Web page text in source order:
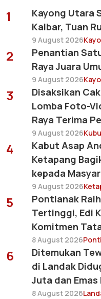
1
Kayong Utara
Kalbar, Tuan
9 August 2026
2
Penantian
Raya Juara
9 August 2026
3
Disaksikan
Lomba Foto-
Raya Terima
9 August 2026
4
Kabut Asap
Ketapang
kepada
9 August 2026
5
Pontianak
Tertinggi, Edi
Komitmen
8 August 2026
6
Ditemukan
di Landak
Juta dan Emas
8 August 2026